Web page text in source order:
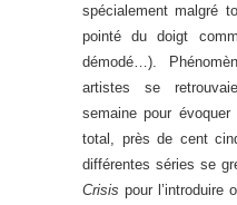
spécialement malgré
pointé du doigt
démodé…).
artistes se
semaine pour évoquer
total, près de cent
différentes séries se
Crisis pour l’introduire